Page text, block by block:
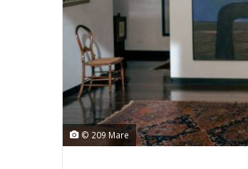
© 209 Mare